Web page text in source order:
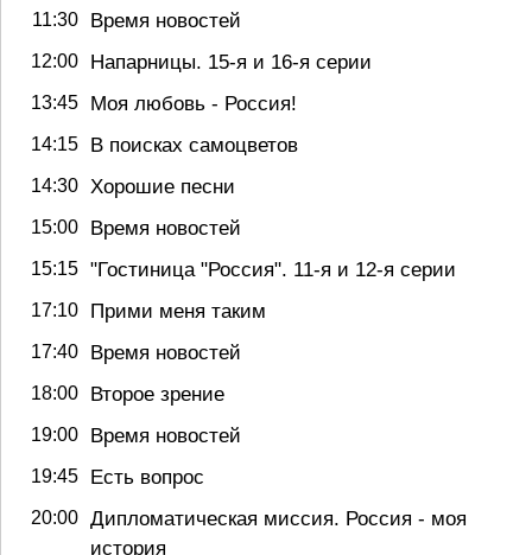
11:30 Время новостей
12:00 Напарницы. 15-я и 16-я серии
13:45 Моя любовь - Россия!
14:15 В поисках самоцветов
14:30 Хорошие песни
15:00 Время новостей
15:15 "Гостиница "Россия". 11-я и 12-я серии
17:10 Прими меня таким
17:40 Время новостей
18:00 Второе зрение
19:00 Время новостей
19:45 Есть вопрос
20:00 Дипломатическая миссия. Россия - моя
история